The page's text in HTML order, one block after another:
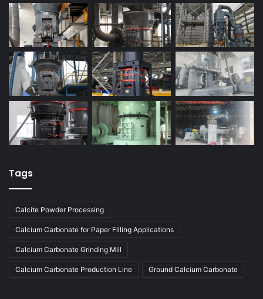
Tags
Calcite Powder Processing
Calcium Carbonate for Paper Filling Applications
Calcium Carbonate Grinding Mill
Calcium Carbonate Production Line Ground Calcium Carbonate